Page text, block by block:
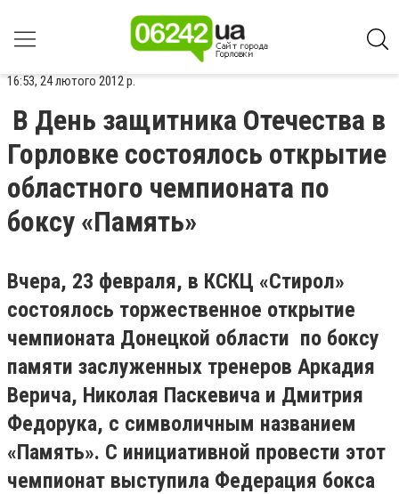
16:53, 24 лютого 2012 р.
В День защитника Отечества в
Горловке состоялось открытие
областного чемпионата по
боксу «Память»
Вчера, 23 февраля, в КСКЦ «Стирол»
состоялось торжественное открытие
чемпионата Донецкой области по боксу
памяти заслуженных тренеров Аркадия
Верича, Николая Паскевича и Дмитрия
Федорука, с символичным названием
«Память». С инициативной провести этот
чемпионат выступила Федерация бокса